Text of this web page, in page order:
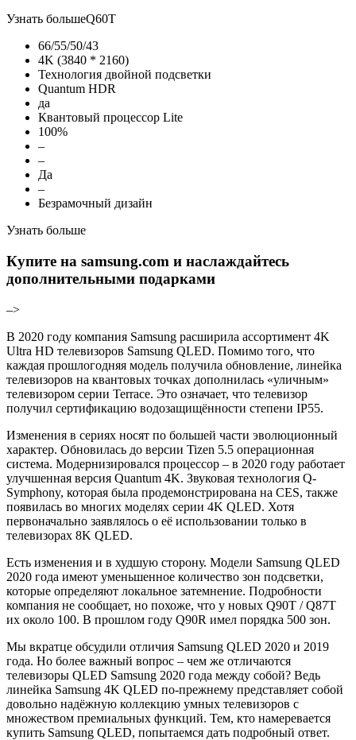
Узнать большеQ60T
66/55/50/43
4K (3840 * 2160)
Технология двойной подсветки
Quantum HDR
да
Квантовый процессор Lite
100%
–
–
Да
–
Безрамочный дизайн
Узнать больше
Купите на samsung.com и наслаждайтесь
дополнительными подарками
–>
В 2020 году компания Samsung расширила ассортимент 4K
Ultra HD телевизоров Samsung QLED. Помимо того, что
каждая прошлогодняя модель получила обновление, линейка
телевизоров на квантовых точках дополнилась «уличным»
телевизором серии Terrace. Это означает, что телевизор
получил сертификацию водозащищённости степени IP55.
Изменения в сериях носят по большей части эволюционный
характер. Обновилась до версии Tizen 5.5 операционная
система. Модернизировался процессор – в 2020 году работает
улучшенная версия Quantum 4K. Звуковая технология Q-
Symphony, которая была продемонстрирована на CES, также
появилась во многих моделях серии 4K QLED. Хотя
первоначально заявлялось о её использовании только в
телевизорах 8K QLED.
Есть изменения и в худшую сторону. Модели Samsung QLED
2020 года имеют уменьшенное количество зон подсветки,
которые определяют локальное затемнение. Подробности
компания не сообщает, но похоже, что у новых Q90T / Q87T
их около 100. В прошлом году Q90R имел порядка 500 зон.
Мы вкратце обсудили отличия Samsung QLED 2020 и 2019
года. Но более важный вопрос – чем же отличаются
телевизоры QLED Samsung 2020 года между собой? Ведь
линейка Samsung 4K QLED по-прежнему представляет собой
довольно надёжную коллекцию умных телевизоров с
множеством премиальных функций. Тем, кто намеревается
купить Samsung QLED, попытаемся дать подробный ответ.